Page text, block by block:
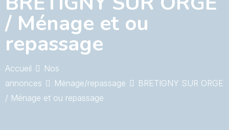
/ Ménage et ou
repassage
Accueil
Nos
annonces
Ménage/repassage
BRETIGNY SUR ORGE
/ Ménage et ou repassage